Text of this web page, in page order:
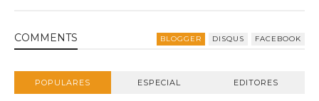
COMMENTS BLOGGER DISQUS FACEBOOK
POPULARES ESPECIAL EDITORES